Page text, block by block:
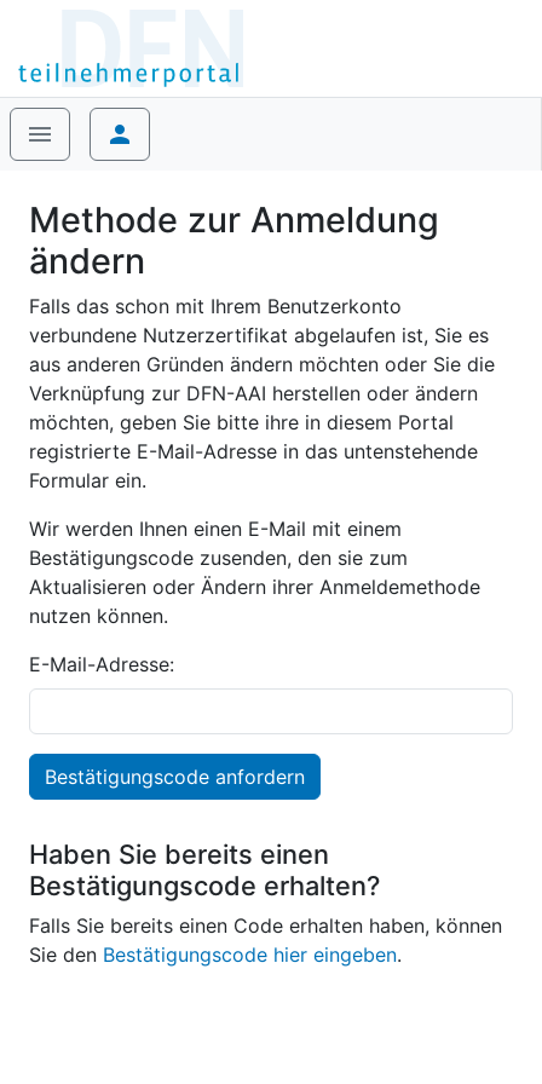
menu person
Methode zur Anmeldung
ändern
Falls das schon mit Ihrem Benutzerkonto
verbundene Nutzerzertifikat abgelaufen ist, Sie es
aus anderen Gründen ändern möchten oder Sie die
Verknüpfung zur DFN-AAI herstellen oder ändern
möchten, geben Sie bitte ihre in diesem Portal
registrierte E-Mail-Adresse in das untenstehende
Formular ein.
Wir werden Ihnen einen E-Mail mit einem
Bestätigungscode zusenden, den sie zum
Aktualisieren oder Ändern ihrer Anmeldemethode
nutzen können.
E-Mail-Adresse:
Bestätigungscode anfordern
Haben Sie bereits einen
Bestätigungscode erhalten?
Falls Sie bereits einen Code erhalten haben, können
Sie den Bestätigungscode hier eingeben.